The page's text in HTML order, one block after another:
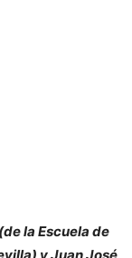
la Escuela de
y Juan José